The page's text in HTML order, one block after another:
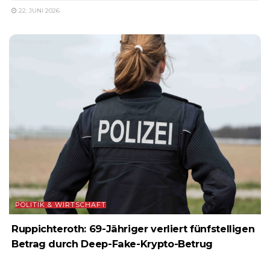
22. JUNI 2026
POLITIK & WIRTSCHAFT
Ruppichteroth: 69-Jähriger verliert fünfstelligen
Betrag durch Deep-Fake-Krypto-Betrug